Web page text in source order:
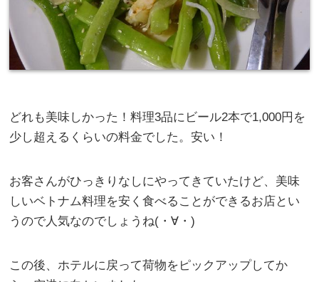
どれも美味しかった！料理3品にビール2本で1,000円を
少し超えるくらいの料金でした。安い！
お客さんがひっきりなしにやってきていたけど、美味
しいベトナム料理を安く食べることができるお店とい
うので人気なのでしょうね(・∀・)
この後、ホテルに戻って荷物をピックアップしてか